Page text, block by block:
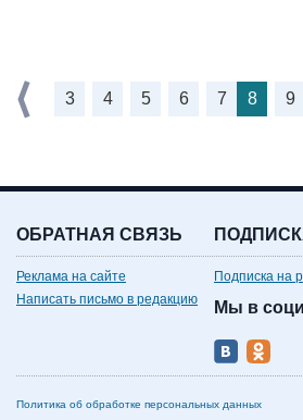
3 4 5 6 7 8 9
ОБРАТНАЯ СВЯЗЬ
Реклама на сайте
Написать письмо в редакцию
Подписка на
Мы в
Политика об обработке персональных данных